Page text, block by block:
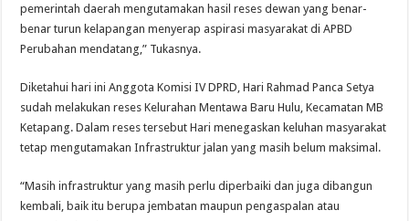
pemerintah daerah mengutamakan hasil reses dewan yang benar-
benar turun kelapangan menyerap aspirasi masyarakat di APBD
Perubahan mendatang,” Tukasnya.
Diketahui hari ini Anggota Komisi IV DPRD, Hari Rahmad Panca Setya
sudah melakukan reses Kelurahan Mentawa Baru Hulu, Kecamatan MB
Ketapang. Dalam reses tersebut Hari menegaskan keluhan masyarakat
tetap mengutamakan Infrastruktur jalan yang masih belum maksimal.
“Masih infrastruktur yang masih perlu diperbaiki dan juga dibangun
kembali, baik itu berupa jembatan maupun pengaspalan atau